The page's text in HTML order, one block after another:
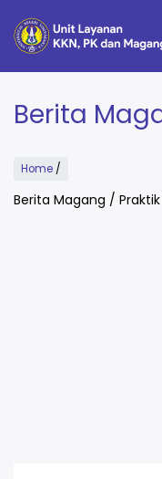
main
content
Berita
Home /
Berita Magang /